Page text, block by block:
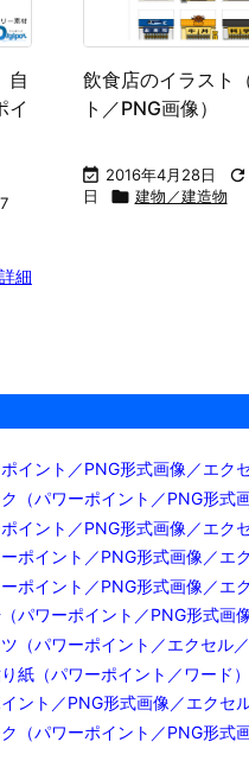
自
イ
詳細
飲食店のイラスト
ト／PNG画像）
 2016年4月28日 
日
 建物／建造物
イント／PNG形式画像／エク
（パワーポイント／PNG形式
イント／PNG形式画像／エク
ポイント／PNG形式画像／エ
ポイント／PNG形式画像／エ
パワーポイント／PNG形式画
（パワーポイント／エクセル／
紙（パワーポイント／ワード）
ント／PNG形式画像／エクセル
（パワーポイント／PNG形式